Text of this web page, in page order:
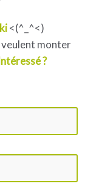
<(^_^<)
veulent monter
?